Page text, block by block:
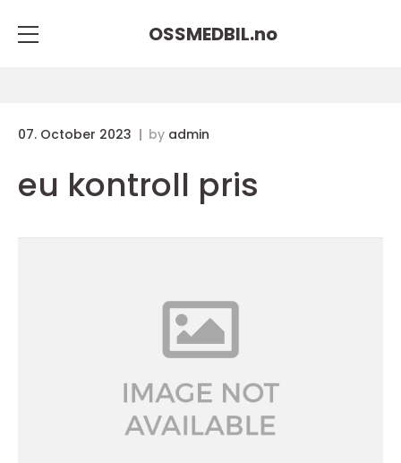
OSSMEDBIL.no
07. October 2023 by admin
eu kontroll pris